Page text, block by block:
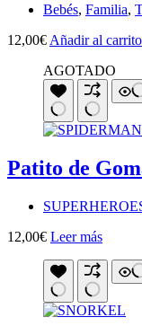
Bebés, Familia,
12,00€ Añadir al carrito
AGOTADO
Patito de
12,00€ Leer más